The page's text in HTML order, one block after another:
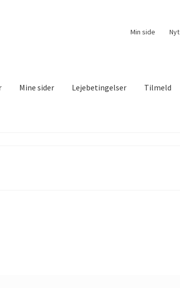
Min side Nyt
Mine sider Lejebetingelser Tilmeld